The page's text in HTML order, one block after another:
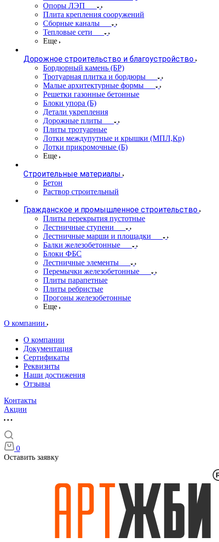
Опоры ЛЭП
Плита крепления сооружений
Сборные каналы
Тепловые сети
Еще
Дорожное строительство и благоустройство
Бордюрный камень (БР)
Тротуарная плитка и бордюры
Малые архитектурные формы
Решетки газонные бетонные
Блоки упора (Б)
Детали укрепления
Дорожные плиты
Плиты тротуарные
Лотки междупутные и крышки (МПЛ,Кр)
Лотки прикромочные (Б)
Еще
Строительные материалы
Бетон
Раствор строительный
Гражданское и промышленное строительство
Плиты перекрытия пустотные
Лестничные ступени
Лестничные марши и площадки
Балки железобетонные
Блоки ФБС
Лестничные элементы
Перемычки железобетонные
Плиты парапетные
Плиты ребристые
Прогоны железобетонные
Еще
О компании
О компании
Документация
Сертификаты
Реквизиты
Наши достижения
Отзывы
Контакты
Акции
0
Оставить заявку